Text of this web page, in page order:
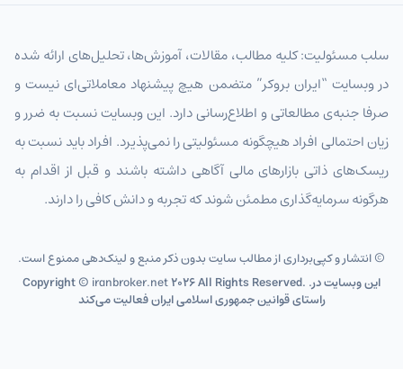
NZDIRT دلار نیوزیلند تومان
AEDIRT درهم امارات
SARIRT ریال عربستان تومان
KWDIRT دینار کویت
BHDIRT دینار بحرین تومان
OMRIRT ریال عمان تومان
QARIRT ریال قطر تومان
سلب مسئولیت: کلیه مطالب، مقالات، آموزش‌ها، تحلیل‌های ارائه شده
در وبسایت “ایران بروکر” متضمن هیچ پیشنهاد معاملاتی‌ای نیست و
صرفا جنبه‌ی مطالعاتی و اطلاع‌رسانی دارد. این وبسایت نسبت به ضرر و
زیان احتمالی افراد هیچگونه مسئولیتی را نمی‌پذیرد. افراد باید نسبت به
ریسک‌های ذاتی بازارهای مالی آگاهی داشته باشند و قبل از اقدام به
هرگونه سرمایه‌گذاری مطمئن شوند که تجربه و دانش کافی را دارند.
© انتشار و کپی‌برداری از مطالب سایت بدون ذکر منبع و لینک‌دهی ممنوع است.
Copyright © iranbroker.net2026 All Rights Reserved. .این وبسایت در
راستای قوانین جمهوری اسلامی ایران فعالیت می‌کند